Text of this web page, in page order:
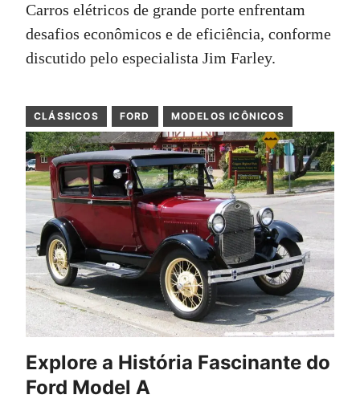
Carros elétricos de grande porte enfrentam
desafios econômicos e de eficiência, conforme
discutido pelo especialista Jim Farley.
CLÁSSICOS FORD MODELOS ICÔNICOS
Explore a História Fascinante do
Ford Model A